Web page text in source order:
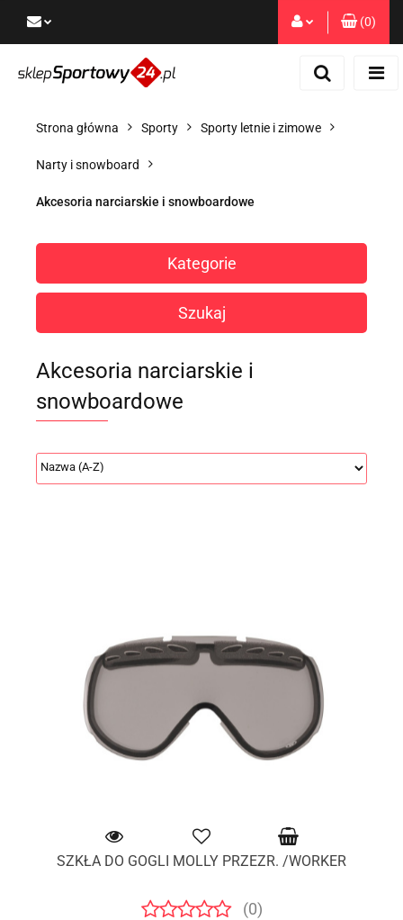
Dodaj zgłoszenie
(0)
Strona główna Sporty Sporty letnie i zimowe
Narty i snowboard
Akcesoria narciarskie i snowboardowe
Kategorie
Szukaj
Akcesoria narciarskie i
snowboardowe
SZKŁA DO GOGLI MOLLY PRZEZR. /WORKER
(0)